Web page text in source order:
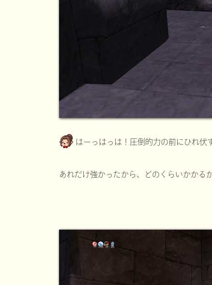
はーっはっは！圧倒的力の前にひれ伏
あれだけ強かったから、どのくらいかかる